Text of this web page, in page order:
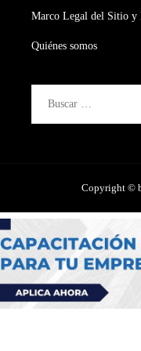
Marco Legal del Sitio y
Quiénes somos
Copyright ©